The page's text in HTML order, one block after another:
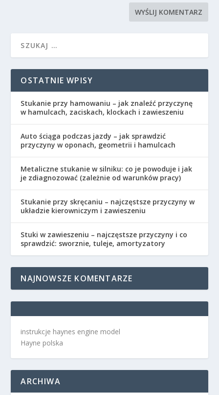
OSTATNIE WPISY
Stukanie przy hamowaniu – jak znaleźć przyczynę
w hamulcach, zaciskach, klockach i zawieszeniu
Auto ściąga podczas jazdy – jak sprawdzić
przyczyny w oponach, geometrii i hamulcach
Metaliczne stukanie w silniku: co je powoduje i jak
je zdiagnozować (zależnie od warunków pracy)
Stukanie przy skręcaniu – najczęstsze przyczyny w
układzie kierowniczym i zawieszeniu
Stuki w zawieszeniu – najczęstsze przyczyny i co
sprawdzić: sworznie, tuleje, amortyzatory
NAJNOWSZE KOMENTARZE
instrukcje haynes engine model
Hayne polska
ARCHIWA